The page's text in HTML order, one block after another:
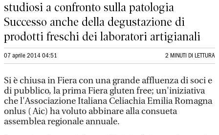
studiosi a confronto sulla patologia
Successo anche della degustazione di
prodotti freschi dei laboratori artigianali
07 aprile 2014 04:51 2 MINUTI DI LETTURA
Si è chiusa in Fiera con una grande affluenza di soci e
di pubblico, la prima Fiera gluten free; un'iniziativa
che l'Associazione Italiana Celiachia Emilia Romagna
onlus ( Aic) ha voluto abbinare alla consueta
assemblea regionale annuale.